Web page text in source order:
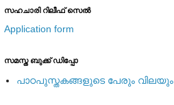
സഹചാരി റിലീഫ് സെല്‍
Application form
സമസ്ത ബുക്ക് ഡിപ്പോ
പാഠപുസ്തകങ്ങളുടെ പേരും വിലയും